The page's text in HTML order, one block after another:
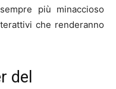
più minaccioso
che renderanno
del